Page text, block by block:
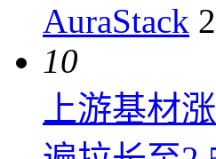
AuraStack
10
上游基材